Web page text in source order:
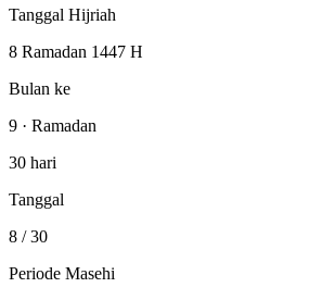
Tanggal Hijriah
8 Ramadan 1447 H
Bulan ke
9 · Ramadan
30 hari
Tanggal
8 / 30
Periode Masehi